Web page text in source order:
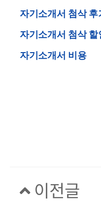
자기소개서 첨삭 후
자기소개서 첨삭 할
자기소개서 비용
이전글